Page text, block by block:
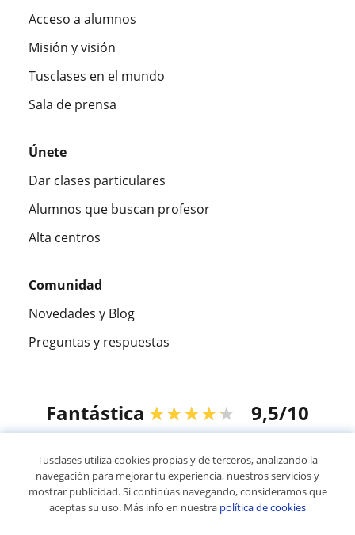
Acceso a alumnos
Misión y visión
Tusclases en el mundo
Sala de prensa
Únete
Dar clases particulares
Alumnos que buscan profesor
Alta centros
Comunidad
Novedades y Blog
Preguntas y respuestas
Fantástica ★★★★★ 9,5/10
© 2007 - 2026 Tusclases.co
Tusclases utiliza cookies propias y de terceros, analizando la
navegación para mejorar tu experiencia, nuestros servicios y
mostrar publicidad. Si continúas navegando, consideramos que
aceptas su uso. Más info en nuestra política de cookies